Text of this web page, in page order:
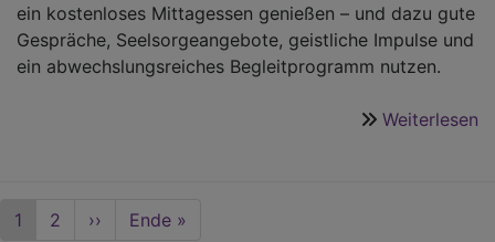
ein kostenloses Mittagessen genießen – und dazu gute
Gespräche, Seelsorgeangebote, geistliche Impulse und
ein abwechslungsreiches Begleitprogramm nutzen.
Weiterlesen
Seitennummerierung
Aktuelle
1 Seite
2
Nächste
››
Last
Ende »